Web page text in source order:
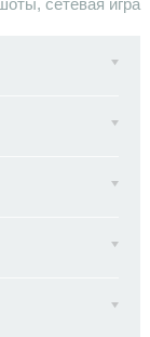
, сетевая игра